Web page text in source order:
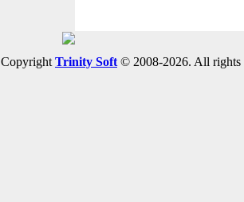
Copyright Trinity Soft © 2008-2026. All rights